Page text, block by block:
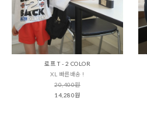
로프 T - 2 COLOR
XL 빠른배송 !
20,400원
14,280원